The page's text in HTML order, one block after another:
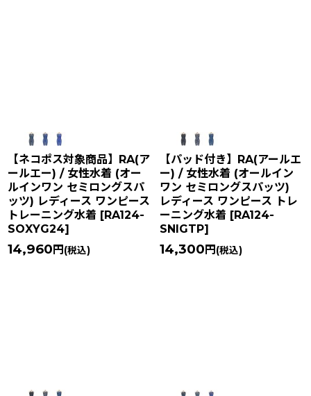
【ネコポス対象商品】RA(ア
ールエー) / 女性水着 (オー
ルインワン セミロングスパ
ッツ) レディース ワンピース
トレーニング水着 [RA124-
SOXYG24]
14,960 円 (税込)
【パッド付き】RA(アールエ
ー) / 女性水着 (オールイン
ワン セミロングスパッツ)
レディース ワンピース トレ
ーニング水着 [RA124-
SNIGTP]
14,300 円 (税込)